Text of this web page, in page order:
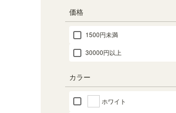
価格
1500円未満
30000円以上
カラー
ホワイト